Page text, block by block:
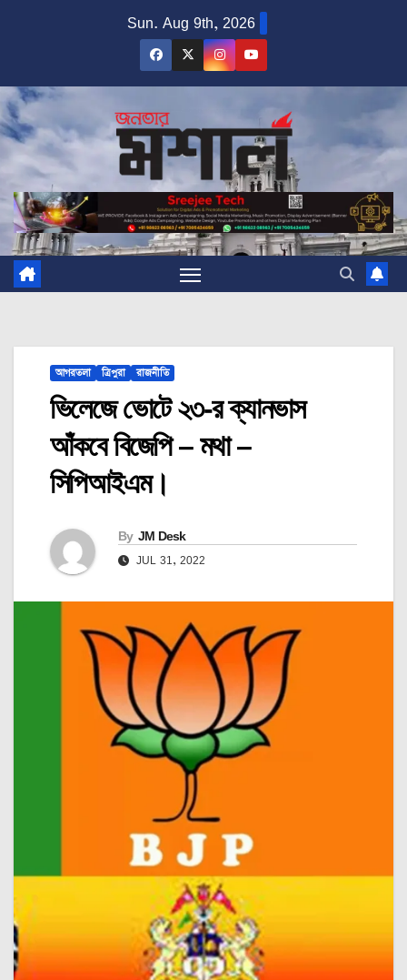
Sun. Aug 9th, 2026
আগরতলা ত্রিপুরা রাজনীতি
ভিলেজে ভোটে ২৩-র ক্যানভাস
আঁকবে বিজেপি – মথা –
সিপিআইএম।
By JM Desk
JUL 31, 2022